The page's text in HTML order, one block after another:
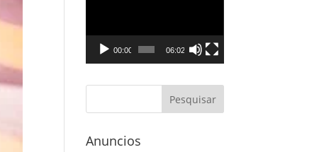
vídeo
00:00 06:02
Anuncios